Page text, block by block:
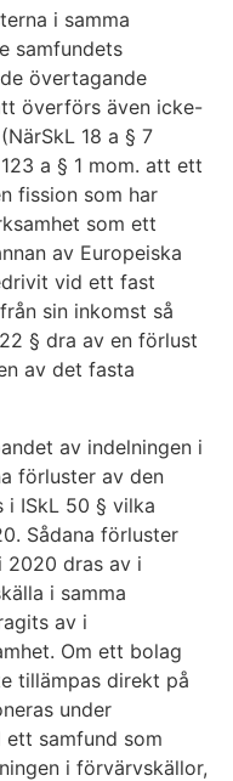
i samma
samfundets
övertagande
överförs även icke-
18 a § 7
a § 1 mom. att ett
fission som har
som ett
av Europeiska
vid ett fast
sin inkomst så
§ dra av en förlust
av det fasta
av indelningen i
förluster av den
i ISkL 50 § vilka
Sådana förluster
2020 dras av i
i samma
av i
Om ett bolag
tillämpas direkt på
under
samfund som
i förvärvskällor,